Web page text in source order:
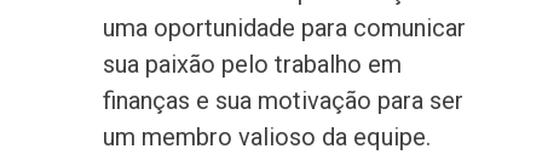
uma oportunidade para comunicar
sua paixão pelo trabalho em
finanças e sua motivação para ser
um membro valioso da equipe.